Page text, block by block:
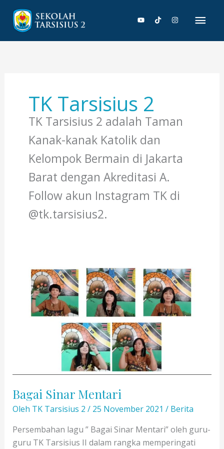
konten
TK Tarsisius 2
TK Tarsisius 2 adalah Taman
Kanak-kanak Katolik dan
Kelompok Bermain di Jakarta
Barat dengan Akreditasi A.
Follow akun Instagram TK di
@tk.tarsisius2.
Bagai Sinar Mentari
Oleh TK Tarsisius 2 / 25 November 2021 / Berita
Persembahan lagu ” Bagai Sinar Mentari” oleh guru-
guru TK Tarsisius II dalam rangka memperingati